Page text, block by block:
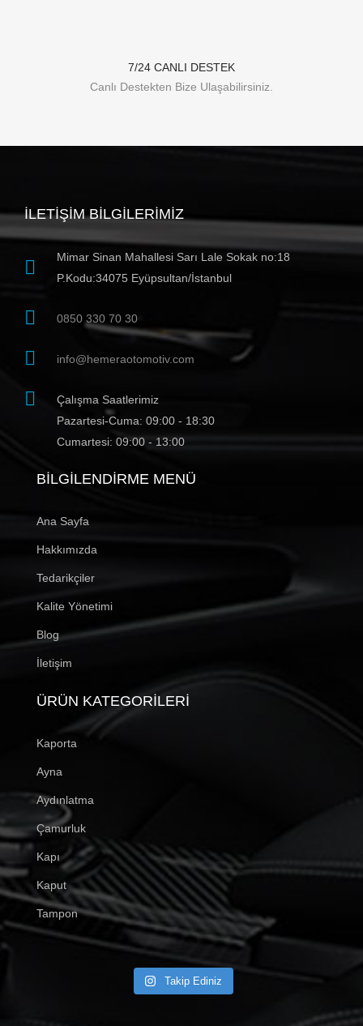
7/24 CANLI DESTEK
Canlı Destekten Bize Ulaşabilirsiniz.
İLETIŞIM BILGILERIMIZ
Mimar Sinan Mahallesi Sarı Lale Sokak no:18
P.Kodu:34075 Eyüpsultan/İstanbul
0850 330 70 30
info@hemeraotomotiv.com
Çalışma Saatlerimiz
Pazartesi-Cuma: 09:00 - 18:30
Cumartesi: 09:00 - 13:00
BILGILENDIRME MENÜ
Ana Sayfa
Hakkımızda
Tedarikçiler
Kalite Yönetimi
Blog
İletişim
ÜRÜN KATEGORILERI
Kaporta
Ayna
Aydınlatma
Çamurluk
Kapı
Kaput
Tampon
Takip Ediniz